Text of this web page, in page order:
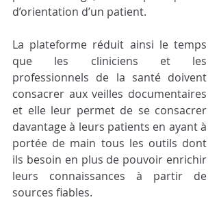
d’orientation d’un patient.
La plateforme réduit ainsi le temps
que les cliniciens et les
professionnels de la santé doivent
consacrer aux veilles documentaires
et elle leur permet de se consacrer
davantage à leurs patients en ayant à
portée de main tous les outils dont
ils besoin en plus de pouvoir enrichir
leurs connaissances à partir de
sources fiables.